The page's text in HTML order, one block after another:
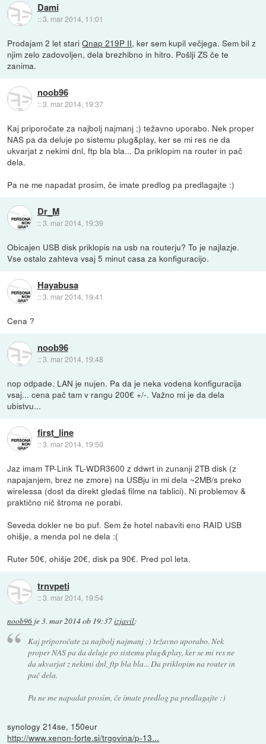
Dami
::3. mar 2014, 11:01
Prodajam 2 let stariQnap 219P II, ker sem kupil večjega. Sem bil z
njim zelo zadovoljen, dela brezhibno in hitro. Pošlji ZS če te
zanima.
noob96
::3. mar 2014, 19:37
Kaj priporočate za najbolj najmanj ;) težavno uporabo. Nek proper
NAS pa da deluje po sistemu plug&play, ker se mi res ne da
ukvarjat z nekimi dnl, ftp bla bla... Da priklopim na router in pač
dela.
Pa ne me napadat prosim, če imate predlog pa predlagajte :)
Dr_M
::3. mar 2014, 19:39
Obicajen USB disk priklopis na usb na routerju? To je najlazje.
Vse ostalo zahteva vsaj 5 minut casa za konfiguracijo.
Hayabusa
::3. mar 2014, 19:41
Cena ?
noob96
::3. mar 2014, 19:48
nop odpade. LAN je nujen. Pa da je neka vodena konfiguracija
vsaj... cena pač tam v rangu 200€ +/-. Važno mi je da dela
ubistvu...
first_line
::3. mar 2014, 19:50
Jaz imam TP-Link TL-WDR3600 z ddwrt in zunanji 2TB disk (z
napajanjem, brez ne zmore) na USBju in mi dela ~2MB/s preko
wirelessa (dost da direkt gledaš filme na tablici). Ni problemov &
praktično nič štroma ne porabi.
Seveda dokler ne bo puf. Sem že hotel nabaviti eno RAID USB
ohišje, a menda pol ne dela :(
Ruter 50€, ohišje 20€, disk pa 90€. Pred pol leta.
trnvpeti
::3. mar 2014, 19:54
noob96 je3. mar 2014 ob 19:37izjavil:
Kaj priporočate za najbolj najmanj ;) težavno uporabo. Nek
proper NAS pa da deluje po sistemu plug&play, ker se mi res ne
da ukvarjat z nekimi dnl, ftp bla bla... Da priklopim na router in
pač dela.
Pa ne me napadat prosim, če imate predlog pa predlagajte :)
synology 214se, 150eur
http://www.xenon-forte.si/trgovina/p-13...